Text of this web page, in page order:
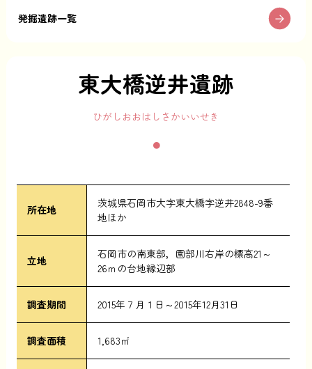
発掘遺跡一覧
東大橋逆井遺跡
ひがしおおはしさかいいせき
所在地
茨城県石岡市大字東大橋字逆井2848-9番
地ほか
立地
石岡市の南東部，園部川右岸の標高21～
26ｍの台地縁辺部
調査期間 2015年７月１日～2015年12月31日
調査面積 1,683㎡